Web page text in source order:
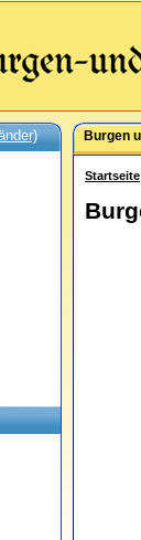
Burgen
Startseite